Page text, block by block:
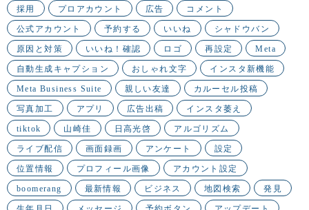
採用 プロアカウント 広告 コメント
公式アカウント 予約する いいね シャドウバン
原因と対策 いいね！確認 ロゴ 再設定 Meta
自動生成キャプション おしゃれ文字 インスタ新機能
Meta Business Suite 親しい友達 カルーセル投稿
写真加工 アプリ 広告出稿 インスタ萎え
tiktok 山崎佳 日高光啓 アルゴリズム
ライブ配信 画面録画 アンケート 設定
位置情報 プロフィール画像 アカウント設定
boomerang 最新情報 ビジネス 地図検索 発見